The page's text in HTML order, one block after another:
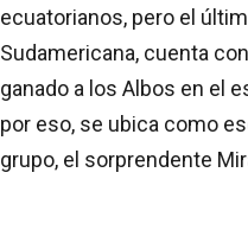
ecuatorianos, pero el
Sudamericana, cuenta
ganado a los Albos en el
por eso, se ubica como
grupo, el sorprendente